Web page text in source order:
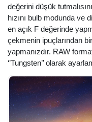
değerini düşük
hızını bulb modunda ve
en açık F değerinde
çekmenin ipuçlarından
yapmanızdır. RAW
‘’Tungsten’’ olarak